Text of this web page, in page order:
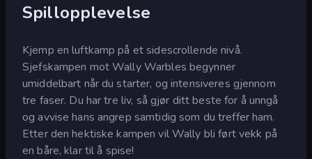
Spillopplevelse
Kjemp en luftkamp på et sidescrollende nivå.
Sjefskampen mot Wally Warbles begynner
umiddelbart når du starter, og intensiveres gjennom
tre faser. Du har tre liv, så gjør ditt beste for å unngå
og avvise hans angrep samtidig som du treffer ham.
Etter den hektiske kampen vil Wally bli ført vekk på
en båre, klar til å spise!